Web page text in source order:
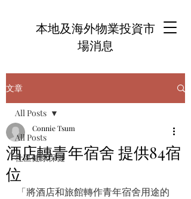
本地及海外物業投資市
場消息
文章
All Posts
社區健康保健
All Posts
酒店轉青年宿舍 提供84宿
位
Connie Tsum
「將酒店和旅館轉作青年宿舍用途的